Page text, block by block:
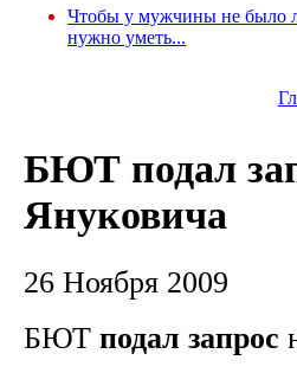
Чтобы у мужчины не было
нужно уметь...
БЮТ подал
Януковича
26 Ноября 2009
БЮТ подал запрос